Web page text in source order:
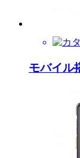
モバイル